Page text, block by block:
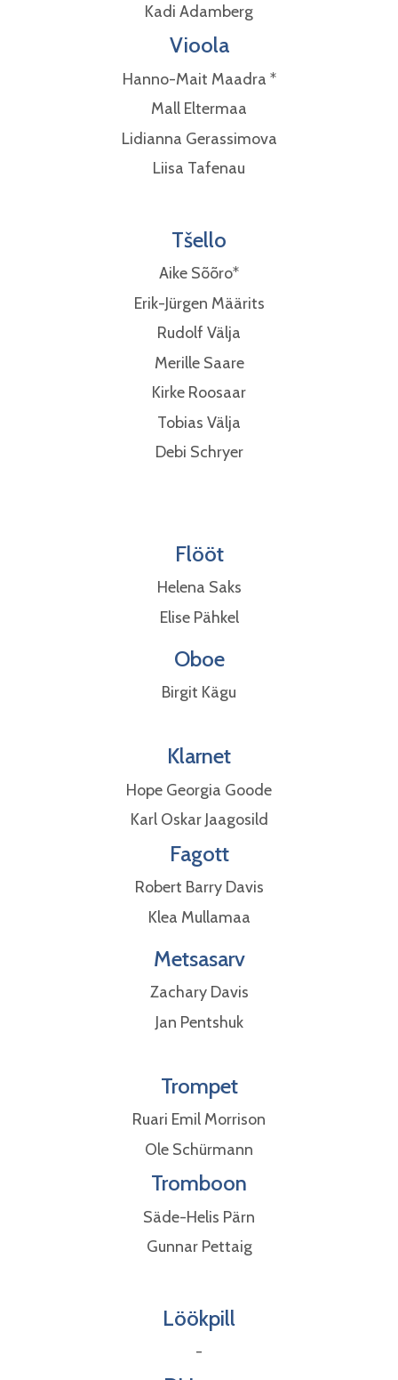
Kadi Adamberg
Vioola
Hanno-Mait Maadra *
Mall Eltermaa
Lidianna Gerassimova
Liisa Tafenau
Tšello
Aike Sõõro*
Erik-Jürgen Määrits
Rudolf Välja
Merille Saare
Kirke Roosaar
Tobias Välja
Debi Schryer
Flööt
Helena Saks
Elise Pähkel
Oboe
Birgit Kägu
Klarnet
Hope Georgia Goode
Karl Oskar Jaagosild
Fagott​​​​​
Robert Barry Davis
Klea Mullamaa
Metsasarv
Zachary Davis
Jan Pentshuk
Trompet
Ruari Emil Morrison
Ole Schürmann
Tromboon
Säde-Helis Pärn
Gunnar Pettaig
Löökpill
-